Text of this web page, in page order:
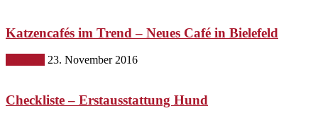
Katzencafés im Trend – Neues Café in Bielefeld
23. November 2016
Checkliste – Erstausstattung Hund